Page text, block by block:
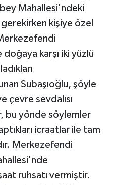
Mahallesi'ndeki
gerekirken kişiye özel
karşı iki yüzlü
Subaşıoğlu, şöyle
çevre sevdalısı
bu yönde söylemler
icraatlar ile tam
Merkezefendi
ruhsatı vermiştir.